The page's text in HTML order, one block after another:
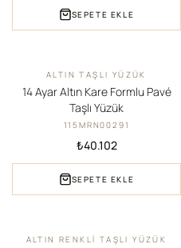
SEPETE EKLE
YENIALTIN TAŞLI YÜZÜK
14 Ayar Altın Kare Formlu Pavé
Taşlı Yüzük
115MRN00291
₺40.102
SEPETE EKLE
İNDIRIM
ALTIN RENKLI TAŞLI YÜZÜK